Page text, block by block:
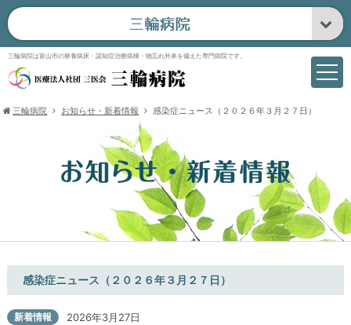
三輪病院は富山市の療養病床・認知症治療病棟・物忘れ外来を備えた専門病院です。
三輪病院 お知らせ・新着情報 感染症ニュース（２０２６年３月２７日）
感染症ニュース（２０２６年３月２７日）
新着情報 2026年3月27日